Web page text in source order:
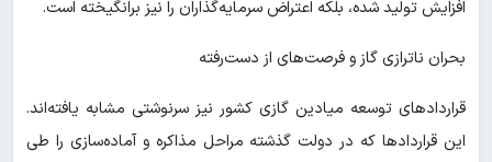
افزایش تولید شده، بلکه اعتراض سرمایه‌گذاران را نیز برانگیخته است.
بحران ناترازی گاز و فرصت‌های از دست‌رفته
قراردادهای توسعه میادین گازی کشور نیز سرنوشتی مشابه یافته‌اند.
این قراردادها که در دولت گذشته مراحل مذاکره و آماده‌سازی را طی